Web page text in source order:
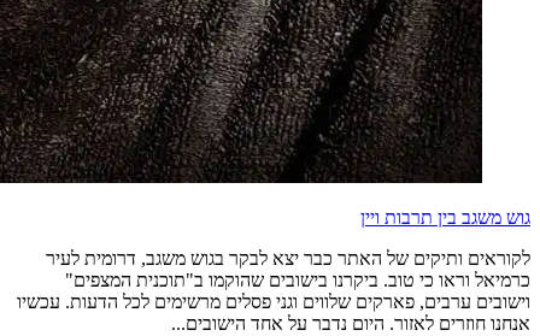
גוש משגב בין תרבות ויין
לקוראים ותיקים של האתר כבר יצא לבקר בגוש משגב, דרומית לעיר
כרמיאל וראו כי טוב. ביקרנו בישובים שהוקמו ב"תוכנית המצפים"
וישובים ערבים, פארקים שלווים וגני פסלים מרשימים לכל הדעות. עכשיו
אנחנו חוזרים לאזור. היום נדבר על אחד הישובים...